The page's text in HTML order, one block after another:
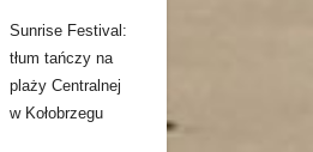
Sunrise Festival:
tłum tańczy na
plaży Centralnej
w Kołobrzegu